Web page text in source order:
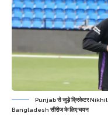
Punjab से जुड़े क्रिकेटर Nikhil
Bangladesh सीरीज के लिए चयन